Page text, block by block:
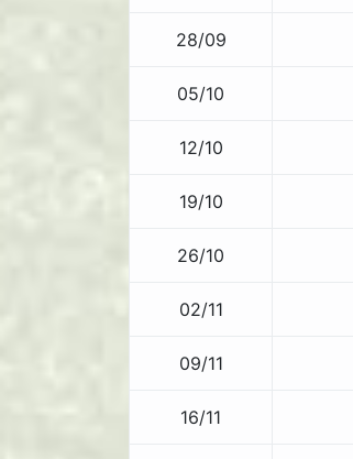
28/09
05/10
12/10
19/10
26/10
02/11
09/11
16/11